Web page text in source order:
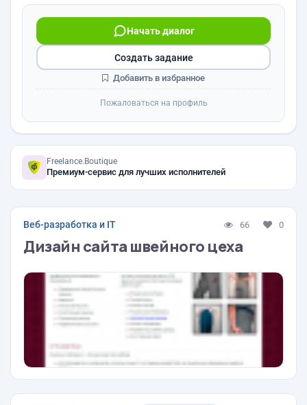
Начать диалог
Создать задание
Добавить в избранное
Пожаловаться на профиль
Freelance.Boutique
Премиум-сервис для лучших исполнителей
Веб-разработка и IT 66 0
Дизайн сайта швейного цеха